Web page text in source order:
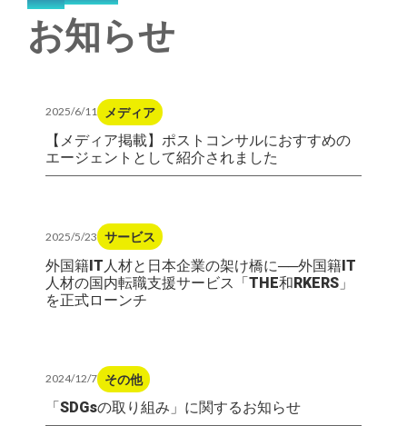
お知らせ
2025/6/11 メディア
【メディア掲載】ポストコンサルにおすすめの
エージェントとして紹介されました
2025/5/23 サービス
外国籍IT人材と日本企業の架け橋に──外国籍IT
人材の国内転職支援サービス「THE和RKERS」
を正式ローンチ
2024/12/7 その他
「SDGsの取り組み」に関するお知らせ